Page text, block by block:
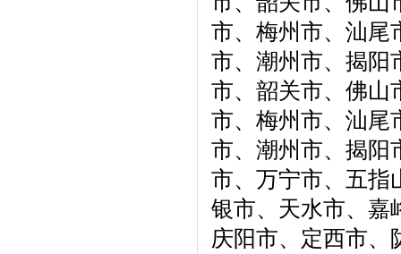
市、梅州市、汕尾
市、潮州市、揭阳
市、韶关市、佛山
市、梅州市、汕尾
市、潮州市、揭阳
市、万宁市、五指
银市、天水市、嘉
庆阳市、定西市、